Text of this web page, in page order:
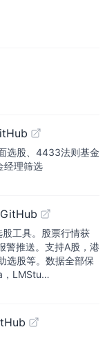
选股、4433法则基金
经理筛选
工具。股票行情获
警推送。支持A股，港
选股等。数据全部保
，LMStu…